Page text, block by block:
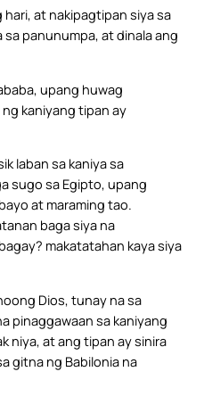
hari, at nakipagtipan siya sa
sa panunumpa, at dinala ang
upang huwag
kaniyang tipan ay
laban sa kaniya sa
sugo sa Egipto, upang
at maraming tao.
baga siya na
makatatahan kaya siya
Dios, tunay na sa
pinaggawaan sa kaniyang
niya, at ang tipan ay sinira
gitna ng Babilonia na